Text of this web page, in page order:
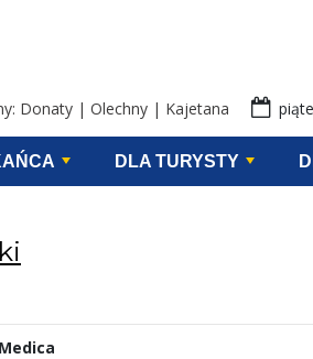
Donaty | Olechny | Kajetana
DLA TURYSTY